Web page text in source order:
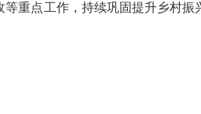
重点工作，持续巩固提升乡村